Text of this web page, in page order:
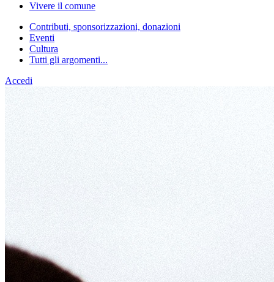
Vivere il comune
Contributi, sponsorizzazioni, donazioni
Eventi
Cultura
Tutti gli argomenti...
Accedi